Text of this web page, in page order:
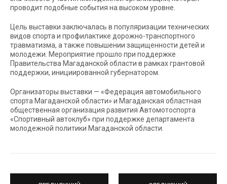
проводит подобные события на высоком уровне.
Цель выставки заключалась в популяризации технических
видов спорта и профилактике дорожно-транспортного
травматизма, а также повышении защищенности детей и
молодежи. Мероприятие прошло при поддержке
Правительства Магаданской области в рамках грантовой
поддержки, инициированной губернатором.
Организаторы выставки — «Федерация автомобильного
спорта Магаданской области» и Магаданская областная
общественная организация развития Автомотоспорта
«Спортивный автоклуб» при поддержке департамента
молодежной политики Магаданской области.